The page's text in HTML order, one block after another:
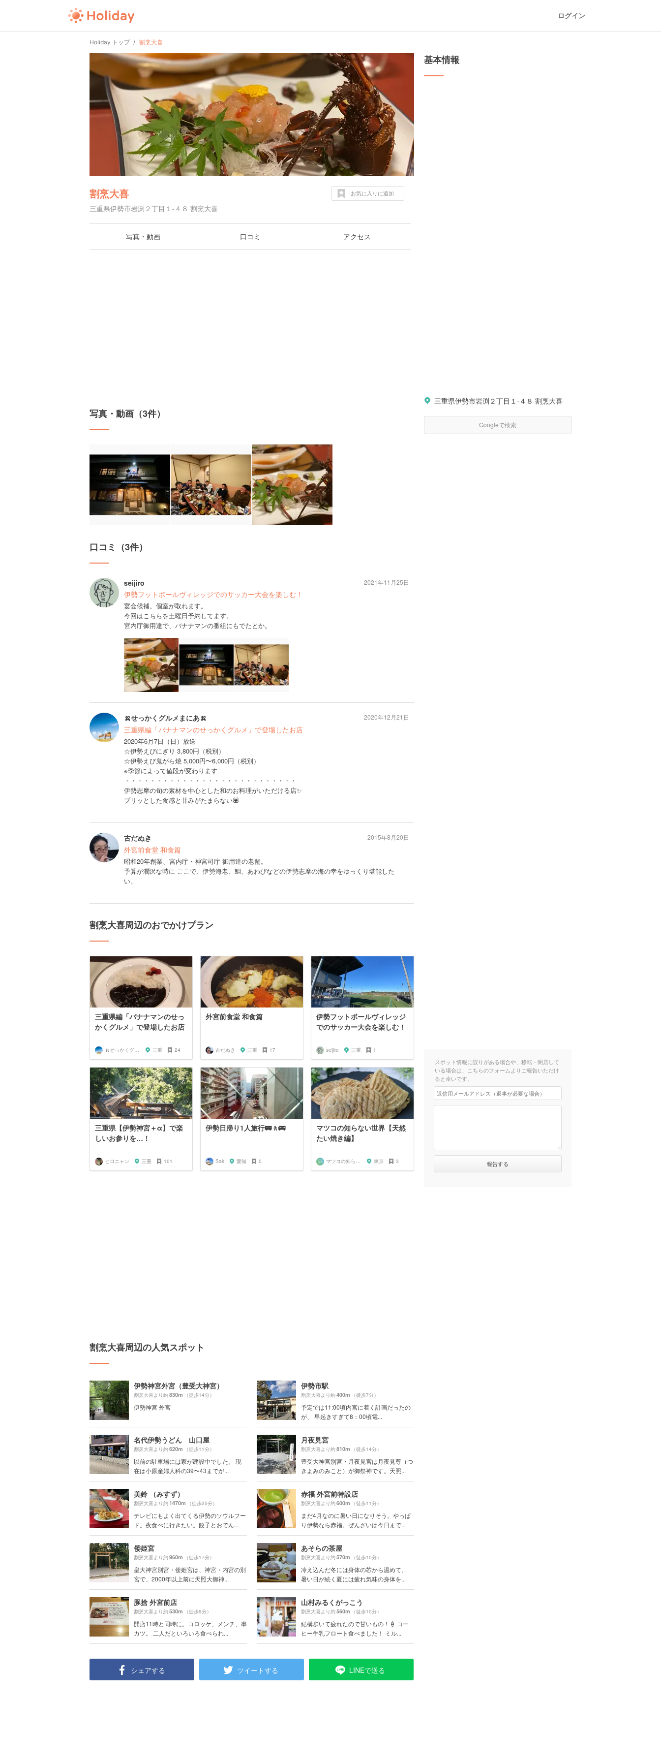
ログイン
Holiday トップ 割烹大喜
割烹大喜
三重県伊勢市岩渕２丁目１-４８ 割烹大喜
お気に入りに追加
写真・動画 口コミ アクセス
写真・動画（3件）
口コミ（3件）
seijiro
伊勢フットボールヴィレッジでのサッカー大会を楽しむ！
宴会候補。個室が取れます。
今回はこちらを土曜日予約してます。
宮内庁御用達で、バナナマンの番組にもでたとか。
2021年11月25日
🍌せっかくグルメまにあ🍌
三重県編「バナナマンのせっかくグルメ」で登場したお店
2020年6月7日（日）放送
☆伊勢えびにぎり 3,800円（税別）
☆伊勢えび鬼がら焼 5,000円〜6,000円（税別）
※季節によって値段が変わります
・・・・・・・・・・・・・・・・・・・・・・・・・・・
伊勢志摩の旬の素材を中心とした和のお料理がいただける店✨
プリッとした食感と甘みがたまらない💟
2020年12月21日
古だぬき
外宮前食堂 和食篇
昭和20年創業、宮内庁・神宮司庁 御用達の老舗。
予算が潤沢な時に ここで、伊勢海老、鯛、あわびなどの伊勢志摩の海の幸をゆっくり堪能した
い。
2015年8月20日
割烹大喜周辺のおでかけプラン
三重県編「バナナマンのせっ
かくグルメ」で登場したお店
🍌せっかくグルメまにあ🍌 三重 24
外宮前食堂 和食篇
古だぬき 三重 17
伊勢フットボールヴィレッジ
でのサッカー大会を楽しむ！
seijiro 三重 1
三重県【伊勢神宮＋α】で楽
しいお参りを…！
ヒロニャン 三重 101
伊勢日帰り1人旅行🚃🚶🚌
Sak 愛知 0
マツコの知らない世界【天然
たい焼き編】
マツコの知らない世界マニア 東京 3
割烹大喜周辺の人気スポット
伊勢神宮外宮（豊受大神宮）
割烹大喜より約830m （徒歩14分）
伊勢神宮 外宮
伊勢市駅
割烹大喜より約400m （徒歩7分）
予定では11:00頃内宮に着く計画だったの
が、 早起きすぎて8：00頃電...
名代伊勢うどん 山口屋
割烹大喜より約620m （徒歩11分）
以前の駐車場には家が建設中でした。 現
在は小原産婦人科の39〜43までが...
月夜見宮
割烹大喜より約810m （徒歩14分）
豊受大神宮別宮・月夜見宮は月夜見尊（つ
きよみのみこと）が御祭神です。天照...
美鈴 （みすず）
割烹大喜より約1470m （徒歩25分）
テレビにもよく出てくる伊勢のソウルフー
ド。夜食べに行きたい。餃子とおでん...
赤福 外宮前特設店
割烹大喜より約600m （徒歩11分）
まだ4月なのに暑い日になりそう。やっぱ
り伊勢なら赤福。ぜんざいは今日まで...
倭姫宮
割烹大喜より約960m （徒歩17分）
皇大神宮別宮・倭姫宮は、神宮・内宮の別
宮で、2000年以上前に天照大御神...
あそらの茶屋
割烹大喜より約570m （徒歩10分）
冷え込んだ冬には身体の芯から温めて、
暑い日が続く夏には疲れ気味の身体を...
豚捨 外宮前店
割烹大喜より約530m （徒歩9分）
開店11時と同時に。コロッケ、メンチ、串
カツ。 二人だといろいろ食べられ...
山村みるくがっこう
割烹大喜より約560m （徒歩10分）
結構歩いて疲れたので甘いもの！🍦 コー
ヒー牛乳フロート食べました！ ミル...
シェアする ツイートする LINEで送る
基本情報
三重県伊勢市岩渕２丁目１-４８ 割烹大喜
Googleで検索
スポット情報に誤りがある場合や、移転・閉店して
いる場合は、こちらのフォームよりご報告いただけ
ると幸いです。